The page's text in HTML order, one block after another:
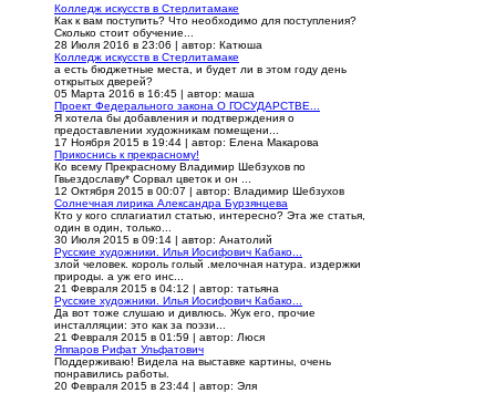
Колледж искусств в Стерлитамаке
Как к вам поступить? Что необходимо для поступления?
Сколько стоит обучение...
28 Июля 2016 в 23:06 | автор: Катюша
Колледж искусств в Стерлитамаке
а есть бюджетные места, и будет ли в этом году день
открытых дверей?
05 Марта 2016 в 16:45 | автор: маша
Проект Федерального закона О ГОСУДАРСТВЕ...
Я хотела бы добавления и подтверждения о
предоставлении художникам помещени...
17 Ноября 2015 в 19:44 | автор: Елена Макарова
Прикоснись к прекрасному!
Ко всему Прекрасному Владимир Шебзухов по
Гвьездославу* Сорвал цветок и он ...
12 Октября 2015 в 00:07 | автор: Владимир Шебзухов
Солнечная лирика Александра Бурзянцева
Кто у кого сплагиатил статью, интересно? Эта же статья,
один в один, только...
30 Июля 2015 в 09:14 | автор: Анатолий
Русские художники. Илья Иосифович Кабако...
злой человек. король голый .мелочная натура. издержки
природы. а уж его инс...
21 Февраля 2015 в 04:12 | автор: татьяна
Русские художники. Илья Иосифович Кабако...
Да вот тоже слушаю и дивлюсь. Жук его, прочие
инсталляции: это как за поэзи...
21 Февраля 2015 в 01:59 | автор: Люся
Яппаров Рифат Ульфатович
Поддерживаю! Видела на выставке картины, очень
понравились работы.
20 Февраля 2015 в 23:44 | автор: Эля